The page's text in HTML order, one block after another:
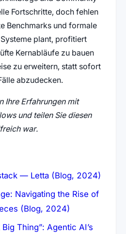
Fortschritte, doch fehlen
Benchmarks und formale
plant, profitiert
Kernabläufe zu bauen
zu erweitern, statt sofort
abzudecken.
Ihre Erfahrungen mit
und teilen Sie diesen
war.
— Letta (Blog, 2024)
Navigating the Rise of
(Blog, 2024)
Thing”: Agentic AI’s